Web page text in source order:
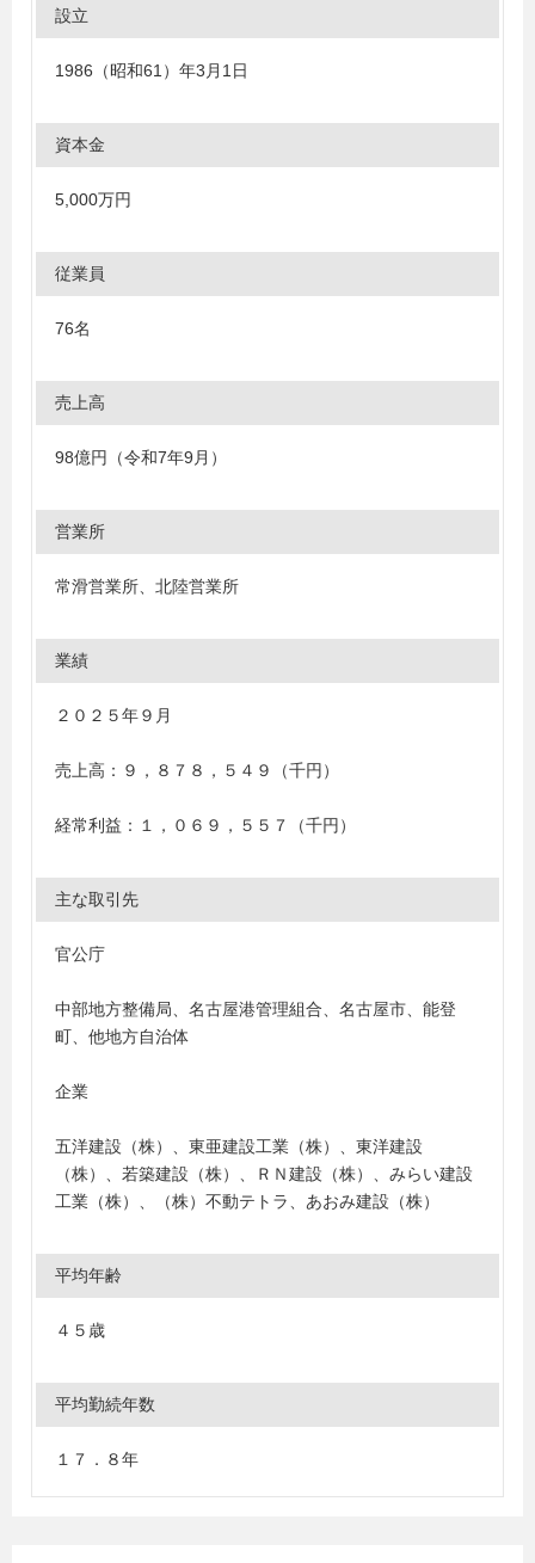
設立
1986（昭和61）年3月1日
資本金
5,000万円
従業員
76名
売上高
98億円（令和7年9月）
営業所
常滑営業所、北陸営業所
業績
２０２５年９月
売上高：９，８７８，５４９（千円）
経常利益：１，０６９，５５７（千円）
主な取引先
官公庁
中部地方整備局、名古屋港管理組合、名古屋市、能登
町、他地方自治体
企業
五洋建設（株）、東亜建設工業（株）、東洋建設
（株）、若築建設（株）、ＲＮ建設（株）、みらい建設
工業（株）、（株）不動テトラ、あおみ建設（株）
平均年齢
４５歳
平均勤続年数
１７．８年